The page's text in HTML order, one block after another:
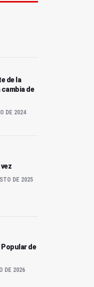
de la
de
DE 2024
DE 2025
Popular de
DE 2026